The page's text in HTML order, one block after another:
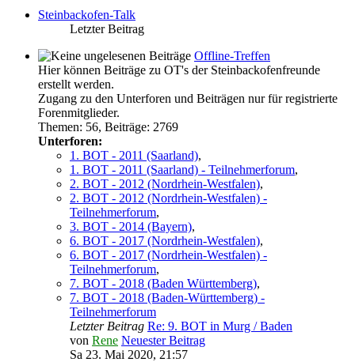
Steinbackofen-Talk
Letzter Beitrag
Offline-Treffen
Hier können Beiträge zu OT's der Steinbackofenfreunde
erstellt werden.
Zugang zu den Unterforen und Beiträgen nur für registrierte
Forenmitglieder.
Themen: 56, Beiträge: 2769
Unterforen:
1. BOT - 2011 (Saarland),
1. BOT - 2011 (Saarland) - Teilnehmerforum,
2. BOT - 2012 (Nordrhein-Westfalen),
2. BOT - 2012 (Nordrhein-Westfalen) -
Teilnehmerforum,
3. BOT - 2014 (Bayern),
6. BOT - 2017 (Nordrhein-Westfalen),
6. BOT - 2017 (Nordrhein-Westfalen) -
Teilnehmerforum,
7. BOT - 2018 (Baden Württemberg),
7. BOT - 2018 (Baden-Württemberg) -
Teilnehmerforum
Letzter Beitrag Re: 9. BOT in Murg / Baden
von Rene Neuester Beitrag
Sa 23. Mai 2020, 21:57